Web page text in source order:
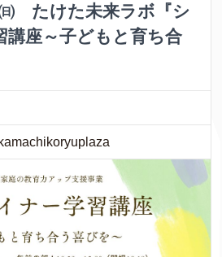
㈰ たけた未来ラボ『シ
講座～子どもと育ち合